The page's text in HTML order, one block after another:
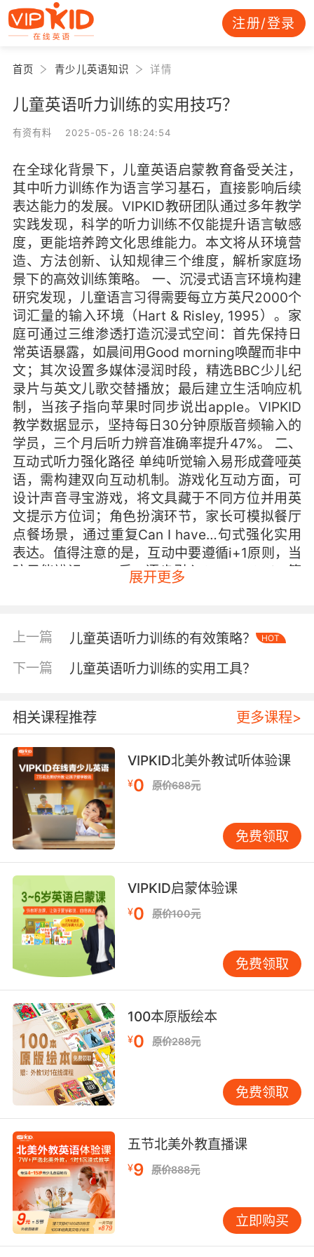
注册/登录
首页 青少儿英语知识 详情
儿童英语听力训练的实用技巧？
有资有料 2025-05-26 18:24:54
在全球化背景下，儿童英语启蒙教育备受关注，
其中听力训练作为语言学习基石，直接影响后续
表达能力的发展。VIPKID教研团队通过多年教学
实践发现，科学的听力训练不仅能提升语言敏感
度，更能培养跨文化思维能力。本文将从环境营
造、方法创新、认知规律三个维度，解析家庭场
景下的高效训练策略。 一、沉浸式语言环境构建
研究发现，儿童语言习得需要每立方英尺2000个
词汇量的输入环境（Hart & Risley, 1995）。家
庭可通过三维渗透打造沉浸式空间：首先保持日
常英语暴露，如晨间用Good morning唤醒而非中
文；其次设置多媒体浸润时段，精选BBC少儿纪
录片与英文儿歌交替播放；最后建立生活响应机
制，当孩子指向苹果时同步说出apple。VIPKID
教学数据显示，坚持每日30分钟原版音频输入的
学员，三个月后听力辨音准确率提升47%。 二、
互动式听力强化路径 单纯听觉输入易形成聋哑英
语，需构建双向互动机制。游戏化互动方面，可
设计声音寻宝游戏，将文具藏于不同方位并用英
文提示方位词；角色扮演环节，家长可模拟餐厅
点餐场景，通过重复Can I have…句式强化实用
表达。值得注意的是，互动中要遵循i+1原则，当
孩子能辨识apple后，逐步引入Granny Smith等
拓展词汇。VIPKID外教反馈，采用TPR教学法的
练体系搭建 剑桥大学语言中心研究表明，分层训
练可使记忆留存率提升60%。基础阶段应聚焦韵
律节奏，通过《Wee Sing》童谣培养语音辨别
力；进阶期引入绘本音频，同步进行画面与语音
完《Charlotte’s Web》章节后口头概述。建议参
照CEFR标准制定阶梯目标，VIPKID YLE体系将
听力分解为8大能力模块，每个模块设置可视化成
长轨迹。 四、兴趣驱动型内容选择 斯坦福大学教
育研究院追踪案例显示，当学习材料与儿童认知
阶段匹配度达83%时，持续学习意愿最强。3-6
岁宜选用《Peppa Pig》等生活化动画，6岁以上
可接触《Magic Tree House》音频书。家长可制
作听力成就树，每完成10小时有效输入便解锁新
主题资源。VIPKID数据表明，个性化内容匹配使
学员平均训练时长延长2.3小时/周。 五、家庭参
与机制优化 牛津大学双语教育项目证实，家长参
与度与听力进步呈显著正相关（r=0.72）。建议
建立听力日志记录进步轨迹，定期举办家庭英语
日进行成果展示。特别注意纠错方式，当孩子将
strawberry误听为strawry时，应先肯定整体理
解再委婉纠正。VIPKID家长学院提供的专业话术
库显示，采用先表扬-再示范-后跟读模式，纠错
接受度提升79%。 总结而言，儿童听力训练需把
握环境浸润-互动强化-梯度推进-兴趣维持-家庭
赋能五大要素。VIPKID最新脑科学研究表明，3-
8岁是听觉皮层发育黄金期，此时建立双语听觉通
道可使语言区神经元连接密度提升40%。建议家
长结合智能设备记录训练数据，定期与专业教师
沟通调整方案，让听力训练成为开启世界公民素
养的钥匙。未来研究可探索AI个性化推送系统与
儿童认知特征的深度融合路径。
展开更多
上一篇 儿童英语听力训练的有效策略？ HOT
下一篇 儿童英语听力训练的实用工具？
相关课程推荐 更多课程>
VIPKID北美外教试听体验课
¥0 原价688元
免费领取
VIPKID启蒙体验课
¥0 原价100元
免费领取
100本原版绘本
¥0 原价288元
免费领取
五节北美外教直播课
¥9 原价888元
立即购买